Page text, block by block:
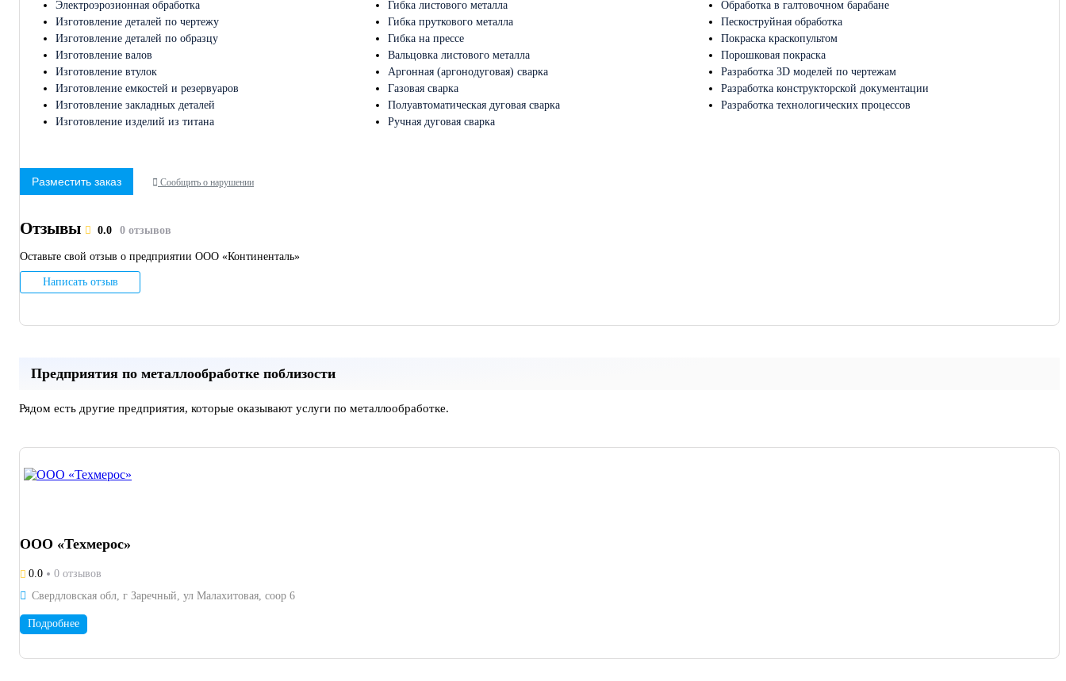
Электроэрозионная обработка
Изготовление деталей по чертежу
Изготовление деталей по образцу
Изготовление валов
Изготовление втулок
Изготовление емкостей и резервуаров
Изготовление закладных деталей
Изготовление изделий из титана
Гибка листового металла
Гибка пруткового металла
Гибка на прессе
Вальцовка листового металла
Аргонная (аргонодуговая) сварка
Газовая сварка
Полуавтоматическая дуговая сварка
Ручная дуговая сварка
Обработка в галтовочном барабане
Пескоструйная обработка
Покраска краскопультом
Порошковая покраска
Разработка 3D моделей по чертежам
Разработка конструкторской документации
Разработка технологических процессов
Разместить заказ Сообщить о нарушении
Отзывы 0.0 0 отзывов
Оставьте свой отзыв о предприятии ООО «Континенталь»
Написать отзыв
Предприятия по металлообработке поблизости
Рядом есть другие предприятия, которые оказывают услуги по металлообработке.
ООО «Техмерос»
0.0
0 отзывов
Свердловская обл, г Заречный, ул Малахитовая, соор 6
Подробнее